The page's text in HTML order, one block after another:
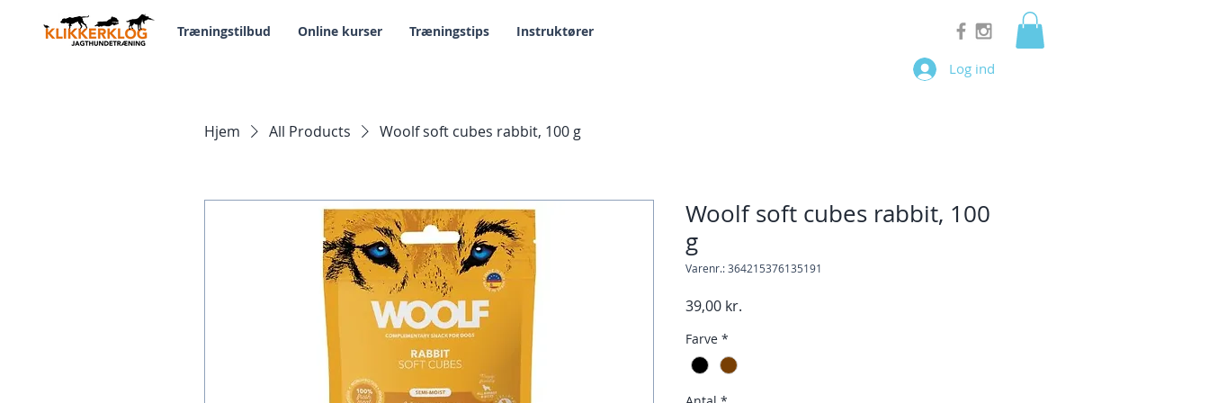
Træningstilbud Online kurser Træningstips Instruktører
Log ind
Hjem All Products Woolf soft cubes rabbit, 100 g
Woolf soft cubes rabbit, 100
g
Varenr.: 364215376135191
39,00 kr.
Farve *